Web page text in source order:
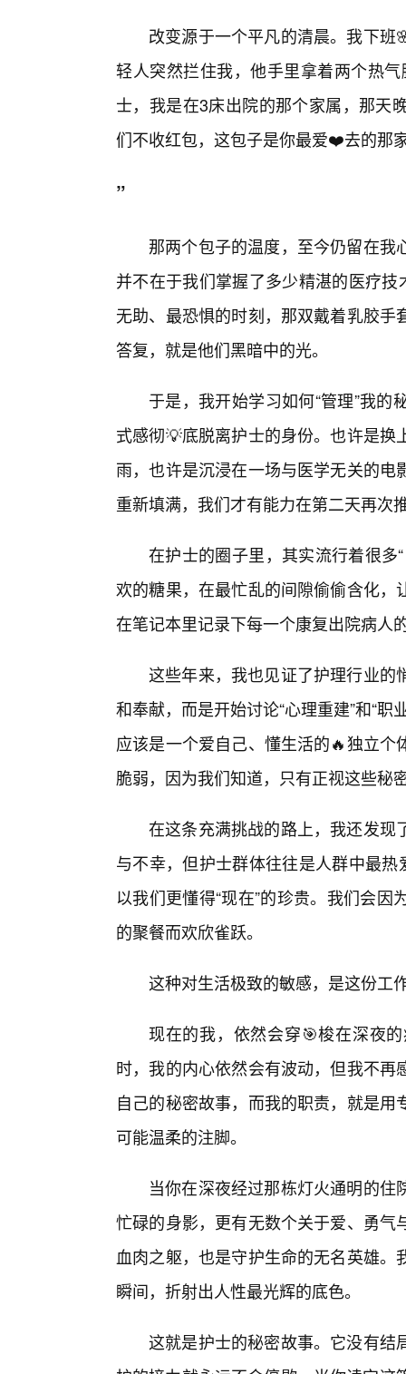
改变源于一个平凡的清晨。我下
轻人突然拦住我，他手里拿着两个热
士，我是在3床出院的那个家属，那天
们不收红包，这包子是你最爱❤️去的那
”
那两个包子的温度，至今仍留在
并不在于我们掌握了多少精湛的医疗
无助、最恐惧的时刻，那双戴着乳胶
答复，就是他们黑暗中的光。
于是，我开始学习如何“管理”我
式感彻💡底脱离护士的身份。也许是
雨，也许是沉浸在一场与医学无关的
重新填满，我们才有能力在第二天再次
在护士的圈子里，其实流行着很多
欢的糖果，在最忙乱的间隙偷偷含化
在笔记本里记录下每一个康复出院病人
这些年来，我也见证了护理行业的
和奉献，而是开始讨论“心理重建”和“
应该是一个爱自己、懂生活的🔥独立
脆弱，因为我们知道，只有正视这些秘
在这条充满挑战的路上，我还发现
与不幸，但护士群体往往是人群中最
以我们更懂得“现在”的珍贵。我们会
的聚餐而欢欣雀跃。
这种对生活极致的敏感，是这份工
现在的我，依然会穿🎯梭在深夜
时，我的内心依然会有波动，但我不
自己的秘密故事，而我的职责，就是
可能温柔的注脚。
当你在深夜经过那栋灯火通明的
忙碌的身影，更有无数个关于爱、勇
血肉之躯，也是守护生命的无名英雄
瞬间，折射出人性最光辉的底色。
这就是护士的秘密故事。它没有结